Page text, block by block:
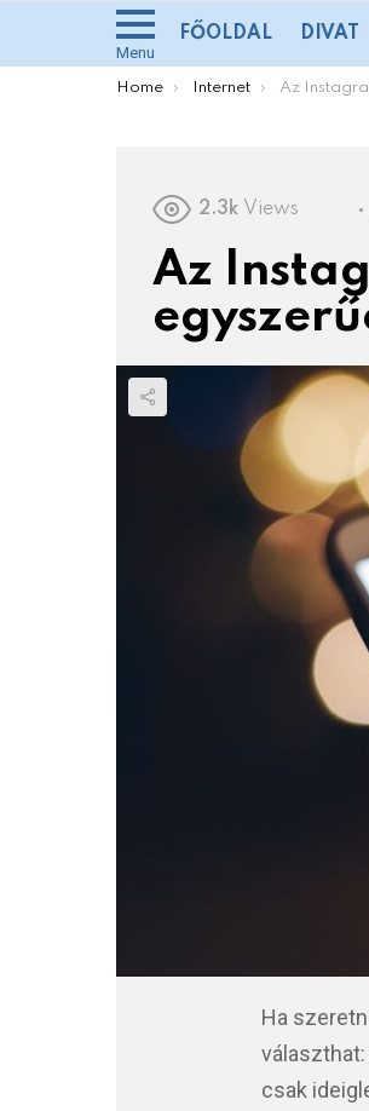
Menu
FŐOLDAL DIVAT
You are here:
Home Internet Az
2.3k Views
Az
Ha
csak